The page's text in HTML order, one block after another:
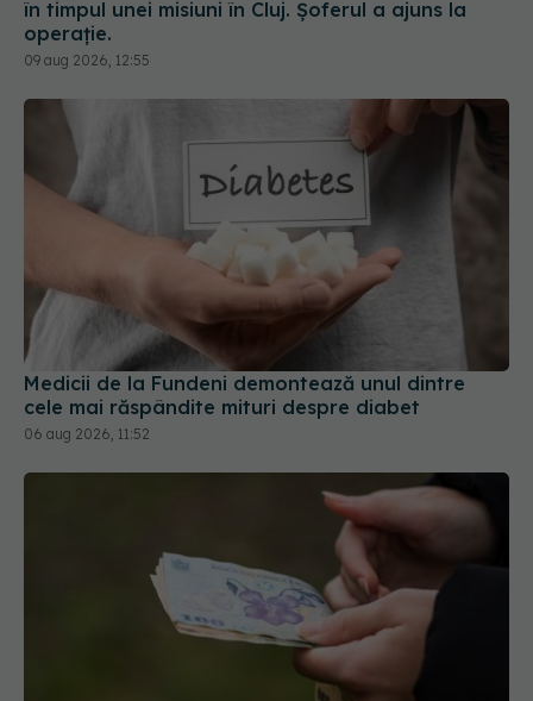
Medicii de la Fundeni demontează unul dintre
cele mai răspândite mituri despre diabet
06 aug 2026, 11:52
Statul acordă un sprijin de 15.000 de lei. Cine
poate depune cererea din 17 august